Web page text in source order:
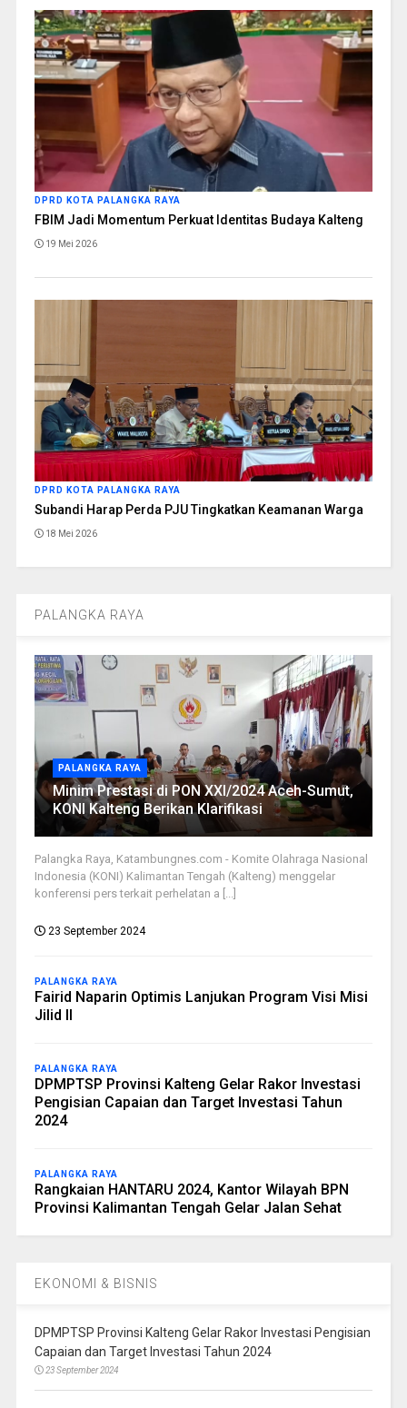
DPRD KOTA PALANGKA RAYA
FBIM Jadi Momentum Perkuat Identitas Budaya Kalteng
19 Mei 2026
DPRD KOTA PALANGKA RAYA
Subandi Harap Perda PJU Tingkatkan Keamanan Warga
18 Mei 2026
PALANGKA RAYA
PALANGKA RAYA
Minim Prestasi di PON XXI/2024 Aceh-Sumut,
KONI Kalteng Berikan Klarifikasi
Palangka Raya, Katambungnes.com - Komite Olahraga Nasional
Indonesia (KONI) Kalimantan Tengah (Kalteng) menggelar
konferensi pers terkait perhelatan a [...]
23 September 2024
PALANGKA RAYA
Fairid Naparin Optimis Lanjukan Program Visi Misi
Jilid II
PALANGKA RAYA
DPMPTSP Provinsi Kalteng Gelar Rakor Investasi
Pengisian Capaian dan Target Investasi Tahun
2024
PALANGKA RAYA
Rangkaian HANTARU 2024, Kantor Wilayah BPN
Provinsi Kalimantan Tengah Gelar Jalan Sehat
EKONOMI & BISNIS
DPMPTSP Provinsi Kalteng Gelar Rakor Investasi Pengisian
Capaian dan Target Investasi Tahun 2024
23 September 2024